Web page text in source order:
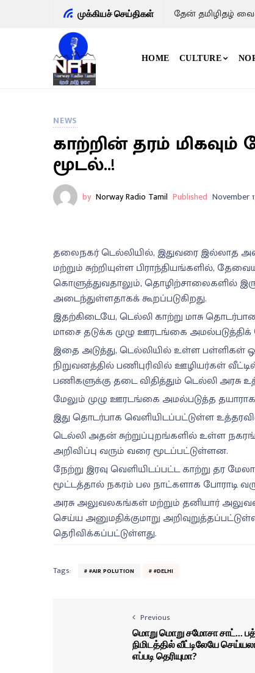
முக்கியச் செய்திகள் தேன் தமிழிதழ்
HOME CULTURE
NEWS
காற்றின் தரம்
மூடல்..!
by Norway Radio Tamil Published November
தலைநகர் டெல்லியில், இதுவரை இல்லாத
மற்றும் சுற்றியுள்ள பிராந்தியங்களில்,
கொளுத்துவதாலும், தொழிற்சாலைகளில்
அடைந்துள்ளதாகக் கூறப்படுகிறது.
இதற்கிடையே, டெல்லி காற்று மாசு
மாசை தடுக்க முழு ஊரடங்கை
இதை அடுத்து, டெல்லியில் உள்ள பள்ளிகள்
நிறுவனத்தில் பணிபுரிவில் ஊழியர்கள்
பணிகளுக்கு தடை விதித்தும் டெல்லி அரசு
மேலும் முழு ஊரடங்கை அமல்படுத்த தயாராக
இது தொடர்பாக வெளியிடப்பட்டுள்ள
டெல்லி அதன் சுற்றுப்புறங்களில் உள்ள
அறிவிப்பு வரும் வரை மூடப்பட்டுள்ளன.
நேற்று இரவு வெளியிடப்பட்ட காற்று தர
மூட்டத்தால் நகரம் பல நாட்களாக போராடி
அரசு அலுவலகங்கள் மற்றும் தனியார்
செய்ய அனுமதிக்குமாறு
தெரிவிக்கப்பட்டுள்ளது.
Tags: #AIR POLUTION #DELHI
Previous
மொறு மொறு சமோசா சாட்...
நிமிடத்தில் வீட்டிலேயே
எப்படி தெரியுமா?